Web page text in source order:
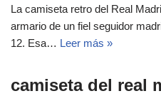
La camiseta retro del Real
armario de un fiel seguidor
12. Esa… Leer más »
camiseta del real